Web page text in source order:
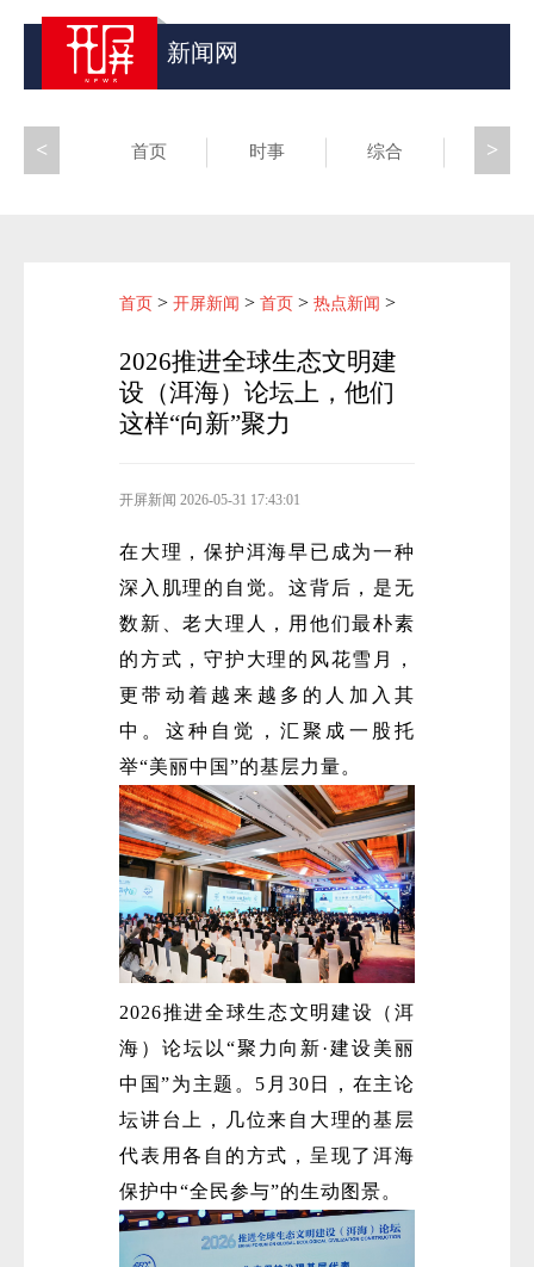
新闻网
首页 时事 综合 昆滇
>
<
首页 > 开屏新闻 > 首页 > 热点新闻 >
2026推进全球生态文明建
设（洱海）论坛上，他们
这样“向新”聚力
开屏新闻 2026-05-31 17:43:01
在大理，保护洱海早已成为一种
深入肌理的自觉。这背后，是无
数新、老大理人，用他们最朴素
的方式，守护大理的风花雪月，
更带动着越来越多的人加入其
中。这种自觉，汇聚成一股托
举“美丽中国”的基层力量。
2026推进全球生态文明建设（洱
海）论坛以“聚力向新·建设美丽
中国”为主题。5月30日，在主论
坛讲台上，几位来自大理的基层
代表用各自的方式，呈现了洱海
保护中“全民参与”的生动图景。